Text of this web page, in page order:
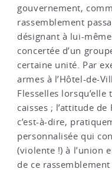
gouvernement,
rassemblement
désignant à lui-
concertée d’un
certaine unité. Par
armes à l’Hôtel-de-
Flesselles
caisses ; l’attitude
c’est-à-dire,
personnalisée qui
(violente !) à l’union
de ce